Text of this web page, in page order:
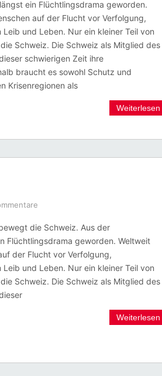
ein Flüchtlingsdrama geworden.
auf der Flucht vor Verfolgung,
und Leben. Nur ein kleiner Teil von
Schweiz. Die Schweiz als Mitglied des
schwierigen Zeit ihre
braucht es sowohl Schutz und
Krisenregionen als
Weiterlesen
die Schweiz. Aus der
Flüchtlingsdrama geworden. Weltweit
der Flucht vor Verfolgung,
und Leben. Nur ein kleiner Teil von
Schweiz. Die Schweiz als Mitglied des
Weiterlesen